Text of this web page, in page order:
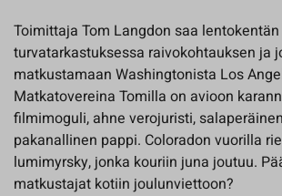
Toimittaja Tom Langdon saa lentokentän
turvatarkastuksessa raivokohtauksen ja
matkustamaan Washingtonista Los
Matkatovereina Tomilla on avioon
filmimoguli, ahne verojuristi,
pakanallinen pappi. Coloradon vuorilla
lumimyrsky, jonka kouriin juna joutuu.
matkustajat kotiin joulunviettoon?